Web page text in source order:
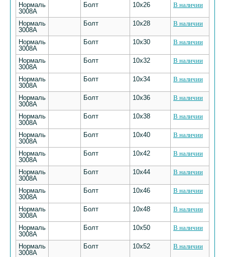
Нормаль
3008А
Болт 10х26 В наличии
Нормаль
3008А
Болт 10х28 В наличии
Нормаль
3008А
Болт 10х30 В наличии
Нормаль
3008А
Болт 10х32 В наличии
Нормаль
3008А
Болт 10х34 В наличии
Нормаль
3008А
Болт 10х36 В наличии
Нормаль
3008А
Болт 10х38 В наличии
Нормаль
3008А
Болт 10х40 В наличии
Нормаль
3008А
Болт 10х42 В наличии
Нормаль
3008А
Болт 10х44 В наличии
Нормаль
3008А
Болт 10х46 В наличии
Нормаль
3008А
Болт 10х48 В наличии
Нормаль
3008А
Болт 10х50 В наличии
Нормаль
3008А
Болт 10х52 В наличии